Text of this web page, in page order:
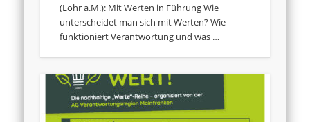
(Lohr a.M.): Mit Werten in Führung Wie
unterscheidet man sich mit Werten? Wie
funktioniert Verantwortung und was …